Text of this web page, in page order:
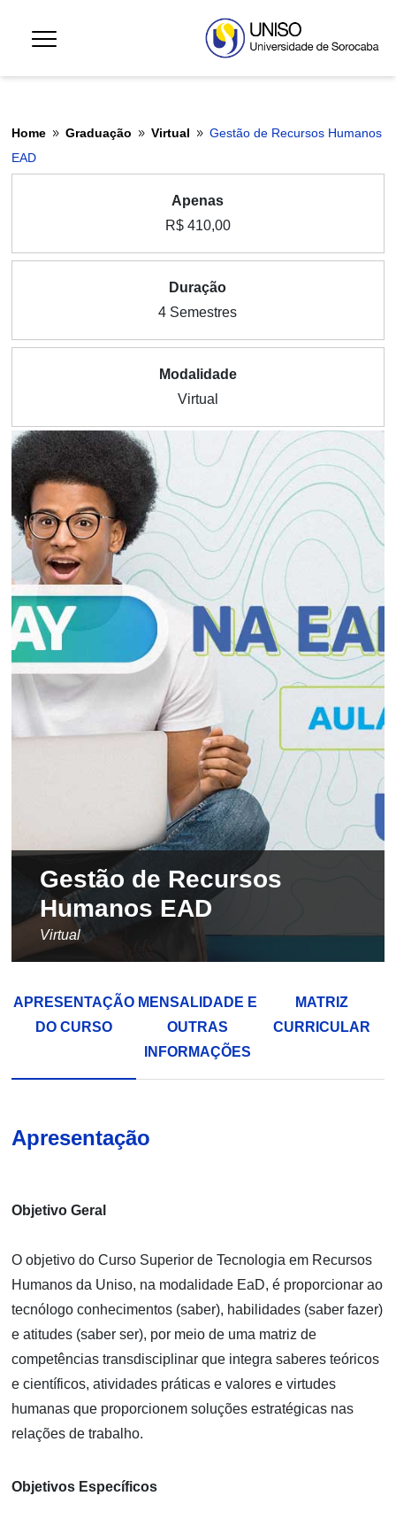
Home 9 Graduação 9 Virtual 9 Gestão de Recursos Humanos
EAD
Apenas
R$ 410,00
Duração
4 Semestres
Modalidade
Virtual
Gestão de Recursos
Humanos EAD
Virtual
APRESENTAÇÃO
DO CURSO
MENSALIDADE E
OUTRAS
INFORMAÇÕES
MATRIZ
CURRICULAR
Apresentação
Objetivo Geral
O objetivo do Curso Superior de Tecnologia em Recursos
Humanos da Uniso, na modalidade EaD, é proporcionar ao
tecnólogo conhecimentos (saber), habilidades (saber fazer)
e atitudes (saber ser), por meio de uma matriz de
competências transdisciplinar que integra saberes teóricos
e científicos, atividades práticas e valores e virtudes
humanas que proporcionem soluções estratégicas nas
relações de trabalho.
Objetivos Específicos